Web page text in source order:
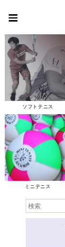
ソフトテニス
ミニテニス